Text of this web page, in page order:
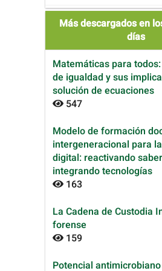
Más descargados en
días
Matemáticas para
de igualdad y sus
solución de ecuaciones
547
Modelo de formación
intergeneracional para
digital: reactivando
integrando tecnologías
163
La Cadena de Custodia
forense
159
Potencial